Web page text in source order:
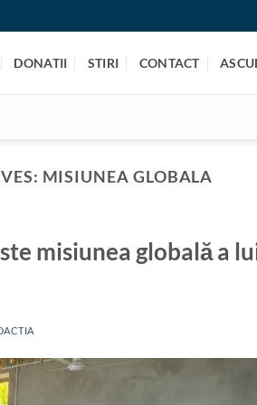
DONATII STIRI CONTACT
MISIUNEA GLOBALA
misiunea globală a